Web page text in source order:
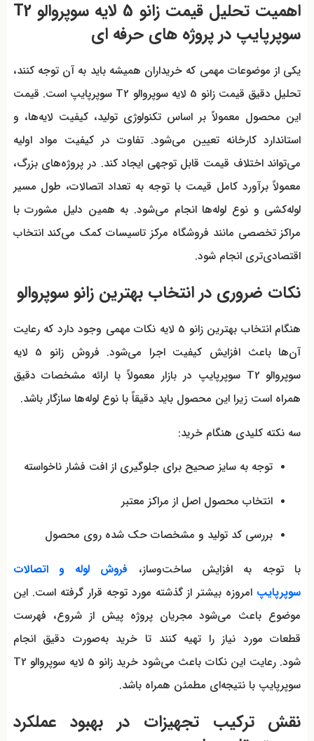
اهمیت تحلیل قیمت زانو 5 لایه سوپروالو T2
سوپرپایپ در پروژه های حرفه ای
یکی از موضوعات مهمی که خریداران همیشه باید به آن توجه کنند،
تحلیل دقیق قیمت زانو 5 لایه سوپروالو T2 سوپرپایپ است. قیمت
این محصول معمولاً بر اساس تکنولوژی تولید، کیفیت لایه‌ها، و
استاندارد کارخانه تعیین می‌شود. تفاوت در کیفیت مواد اولیه
می‌تواند اختلاف قیمت قابل توجهی ایجاد کند. در پروژه‌های بزرگ،
معمولاً برآورد کامل قیمت با توجه به تعداد اتصالات، طول مسیر
لوله‌کشی و نوع لوله‌ها انجام می‌شود. به همین دلیل مشورت با
مراکز تخصصی مانند فروشگاه مرکز تاسیسات کمک می‌کند انتخاب
اقتصادی‌تری انجام شود.
نکات ضروری در انتخاب بهترین زانو سوپروالو
هنگام انتخاب بهترین زانو 5 لایه نکات مهمی وجود دارد که رعایت
آن‌ها باعث افزایش کیفیت اجرا می‌شود. فروش زانو 5 لایه
سوپروالو T2 سوپرپایپ در بازار معمولاً با ارائه مشخصات دقیق
همراه است زیرا این محصول باید دقیقاً با نوع لوله‌ها سازگار باشد.
سه نکته کلیدی هنگام خرید:
توجه به سایز صحیح برای جلوگیری از افت فشار ناخواسته
انتخاب محصول اصل از مراکز معتبر
بررسی کد تولید و مشخصات حک شده روی محصول
با توجه به افزایش ساخت‌وساز، فروش لوله و اتصالات
سوپرپایپ امروزه بیشتر از گذشته مورد توجه قرار گرفته است. این
موضوع باعث می‌شود مجریان پروژه پیش از شروع، فهرست
قطعات مورد نیاز را تهیه کنند تا خرید به‌صورت دقیق انجام
شود. رعایت این نکات باعث می‌شود خرید زانو 5 لایه سوپروالو T2
سوپرپایپ با نتیجه‌ای مطمئن همراه باشد.
نقش ترکیب تجهیزات در بهبود عملکرد